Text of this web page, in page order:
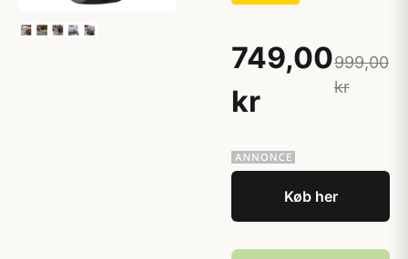
749,00
kr
999,00
kr
Køb her